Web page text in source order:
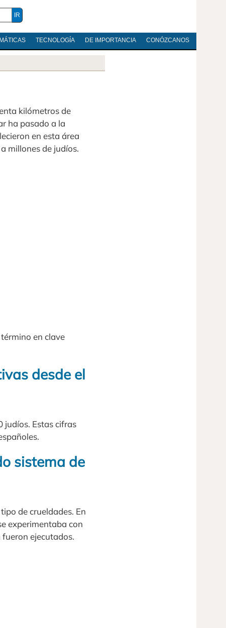
TECNOLOGÍA DE IMPORTANCIA CONÓZCANOS
kilómetros de
ha pasado a la
en esta área
millones de judíos.
en clave
desde el
judíos. Estas cifras
sistema de
de crueldades. En
experimentaba con
ejecutados.